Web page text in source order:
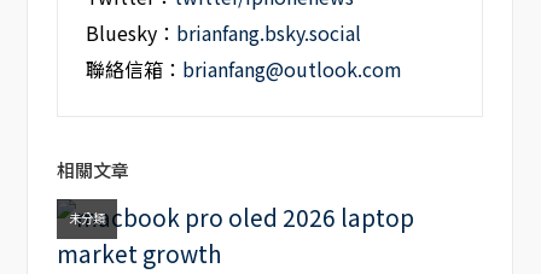
Bluesky： brianfang.bsky.social
聯絡信箱： brianfang@outlook.com
相關文章
未分類